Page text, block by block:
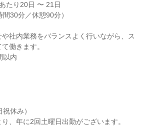
たり20日 〜 21日
30分／休憩90分）
社内業務をバランスよく行いながら、ス
働きます。
以内
休み）
、年に2回土曜日出勤がございます。